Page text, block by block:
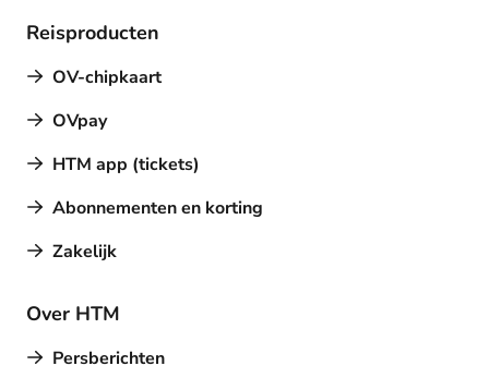
Reisproducten
OV-chipkaart
OVpay
HTM app (tickets)
Abonnementen en korting
Zakelijk
Over HTM
Persberichten